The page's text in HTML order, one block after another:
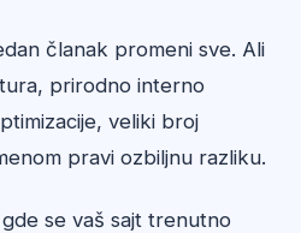
članak promeni sve. Ali
prirodno interno
veliki broj
pravi ozbiljnu razliku.
se vaš sajt trenutno